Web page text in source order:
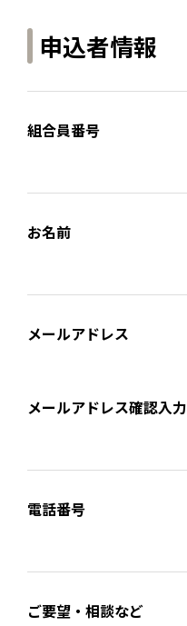
申込者情報
組合員番号
お名前
メールアドレス
メールアドレス確認入力
電話番号
ご要望・相談など